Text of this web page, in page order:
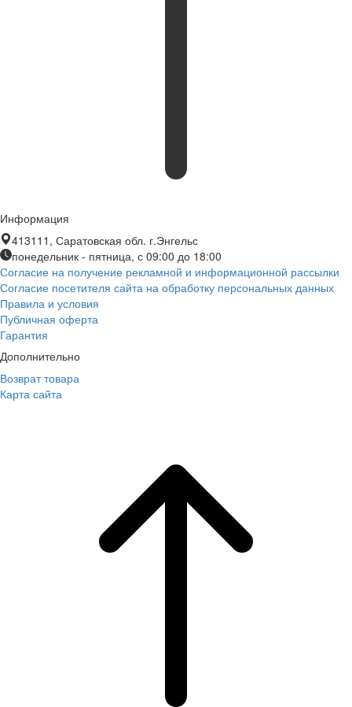
Информация
413111, Саратовская обл. г.Энгельс
понедельник - пятница, с 09:00 до 18:00
Согласие на получение рекламной и информационной рассылки
Согласие посетителя сайта на обработку персональных данных
Правила и условия
Публичная оферта
Гарантия
Дополнительно
Возврат товара
Карта сайта